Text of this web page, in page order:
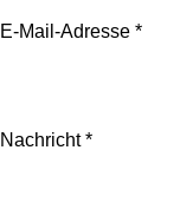
E-Mail-Adresse *
Nachricht *